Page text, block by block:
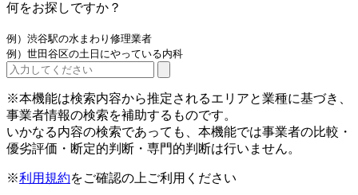
何をお探しですか？
例）渋谷駅の水まわり修理業者
例）世田谷区の土日にやっている内科
※本機能は検索内容から推定されるエリアと業種に基づき、
事業者情報の検索を補助するものです。
いかなる内容の検索であっても、本機能では事業者の比較・
優劣評価・断定的判断・専門的判断は行いません。
※利用規約をご確認の上ご利用ください